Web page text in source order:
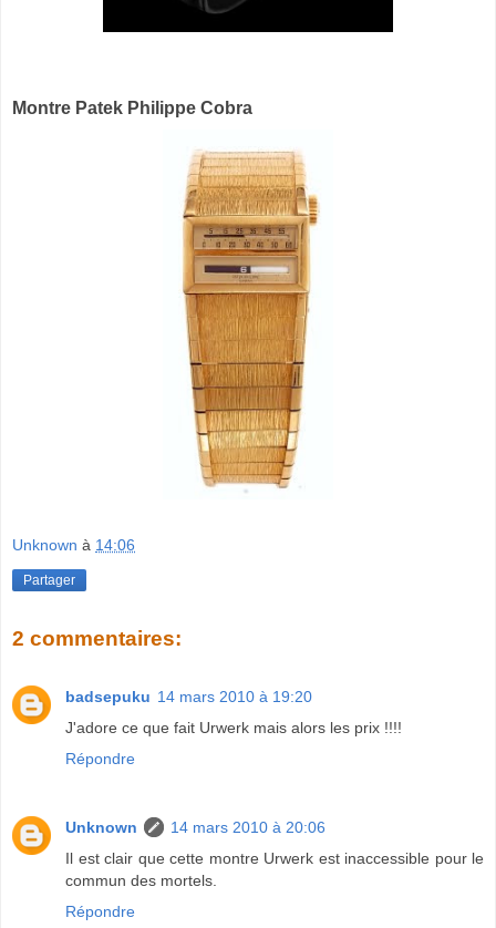
Montre Patek Philippe Cobra
Unknown à 14:06
Partager
2 commentaires:
badsepuku 14 mars 2010 à 19:20
J'adore ce que fait Urwerk mais alors les prix !!!!
Répondre
Unknown
14 mars 2010 à 20:06
Il est clair que cette montre Urwerk est inaccessible pour le
commun des mortels.
Répondre